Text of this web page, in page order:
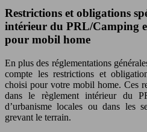
Restrictions et obligations
intérieur du PRL/Camping
pour mobil home
En plus des réglementations
compte les restrictions et
choisi pour votre mobil home. Ces
dans le règlement intérieur du
d’urbanisme locales ou dans les
grevant le terrain.